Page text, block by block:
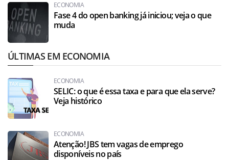
ECONOMIA
Fase 4 do open banking já iniciou; veja o que
muda
ÚLTIMAS EM ECONOMIA
ECONOMIA
SELIC: o que é essa taxa e para que ela serve?
Veja histórico
ECONOMIA
Atenção! JBS tem vagas de emprego
disponíveis no país